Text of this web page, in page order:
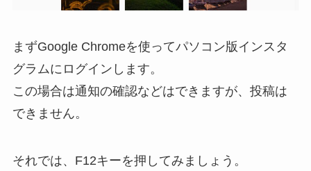
まずGoogle Chromeを使ってパソコン版インスタ
グラムにログインします。
この場合は通知の確認などはできますが、投稿は
できません。
それでは、F12キーを押してみましょう。